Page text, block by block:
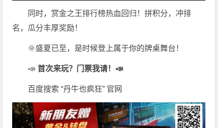
同时，赏金之王排行榜热血回归！拼积分，冲排
名，瓜分丰厚奖励！
🌞盛夏已至，是时候登上属于你的牌桌舞台！
📣首次来玩？门票我请！📣
百度搜索 “丹牛也疯狂” 官网